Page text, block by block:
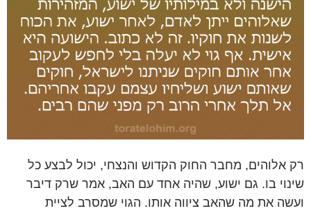
רק אלוהים, מחבר החוק הקדוש והנצחי, יכול לבצע כל
שינוי בו. גם ישוע, שהיה אחד עם האב, אמר שרק דיבר
ועשה את מה שהאב ציווה אותו. הגוי שמסרב לציית